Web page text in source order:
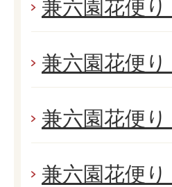
兼六園花便
兼六園花便
兼六園花便
兼六園花便